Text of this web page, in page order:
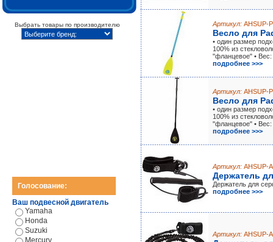
Выбрать товары по производителю
Голосование:
Ваш подвесной двигатель
Yamaha
Honda
Suzuki
Mercury
Артикул: AHSUP-
Весло для
• один размер
100% из
"фланцевое" • Вес:
подробнее >>>
Артикул: AHSUP-
Весло для
• один размер
100% из
"фланцевое" • Вес:
подробнее >>>
Артикул: AHSUP-
Держатель
Держатель для
подробнее >>>
Артикул: AHSUP-